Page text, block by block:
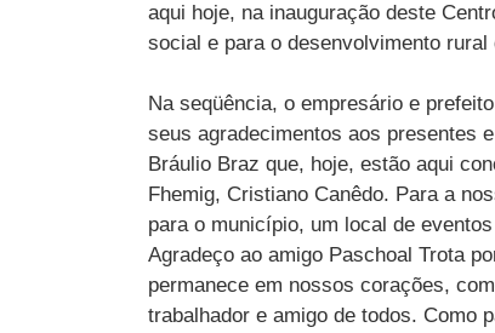
aqui hoje, na inauguração deste
social e para o desenvolvimento
Na seqüência, o empresário e
seus agradecimentos aos presentes
Bráulio Braz que, hoje, estão aqui
Fhemig, Cristiano Canêdo. Para a
para o município, um local de
Agradeço ao amigo Paschoal Trota
permanece em nossos corações,
trabalhador e amigo de todos. Como